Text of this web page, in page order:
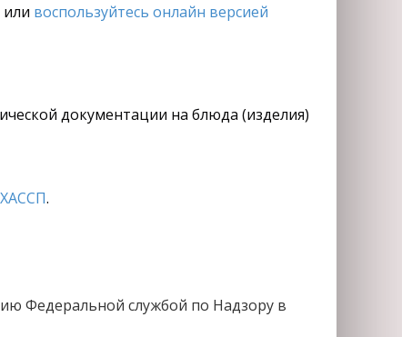
или воспользуйтесь онлайн версией
документации на блюда (изделия)
.
Федеральной службой по Надзору в